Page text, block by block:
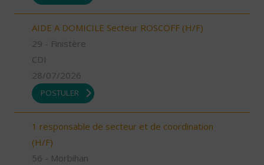
AIDE A DOMICILE Secteur ROSCOFF (H/F)
29 - Finistère
CDI
28/07/2026
POSTULER
1 responsable de secteur et de coordination
(H/F)
56 - Morbihan